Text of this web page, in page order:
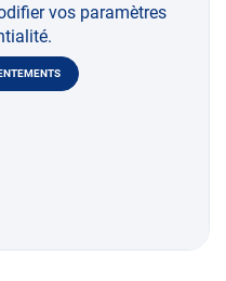
vos paramètres